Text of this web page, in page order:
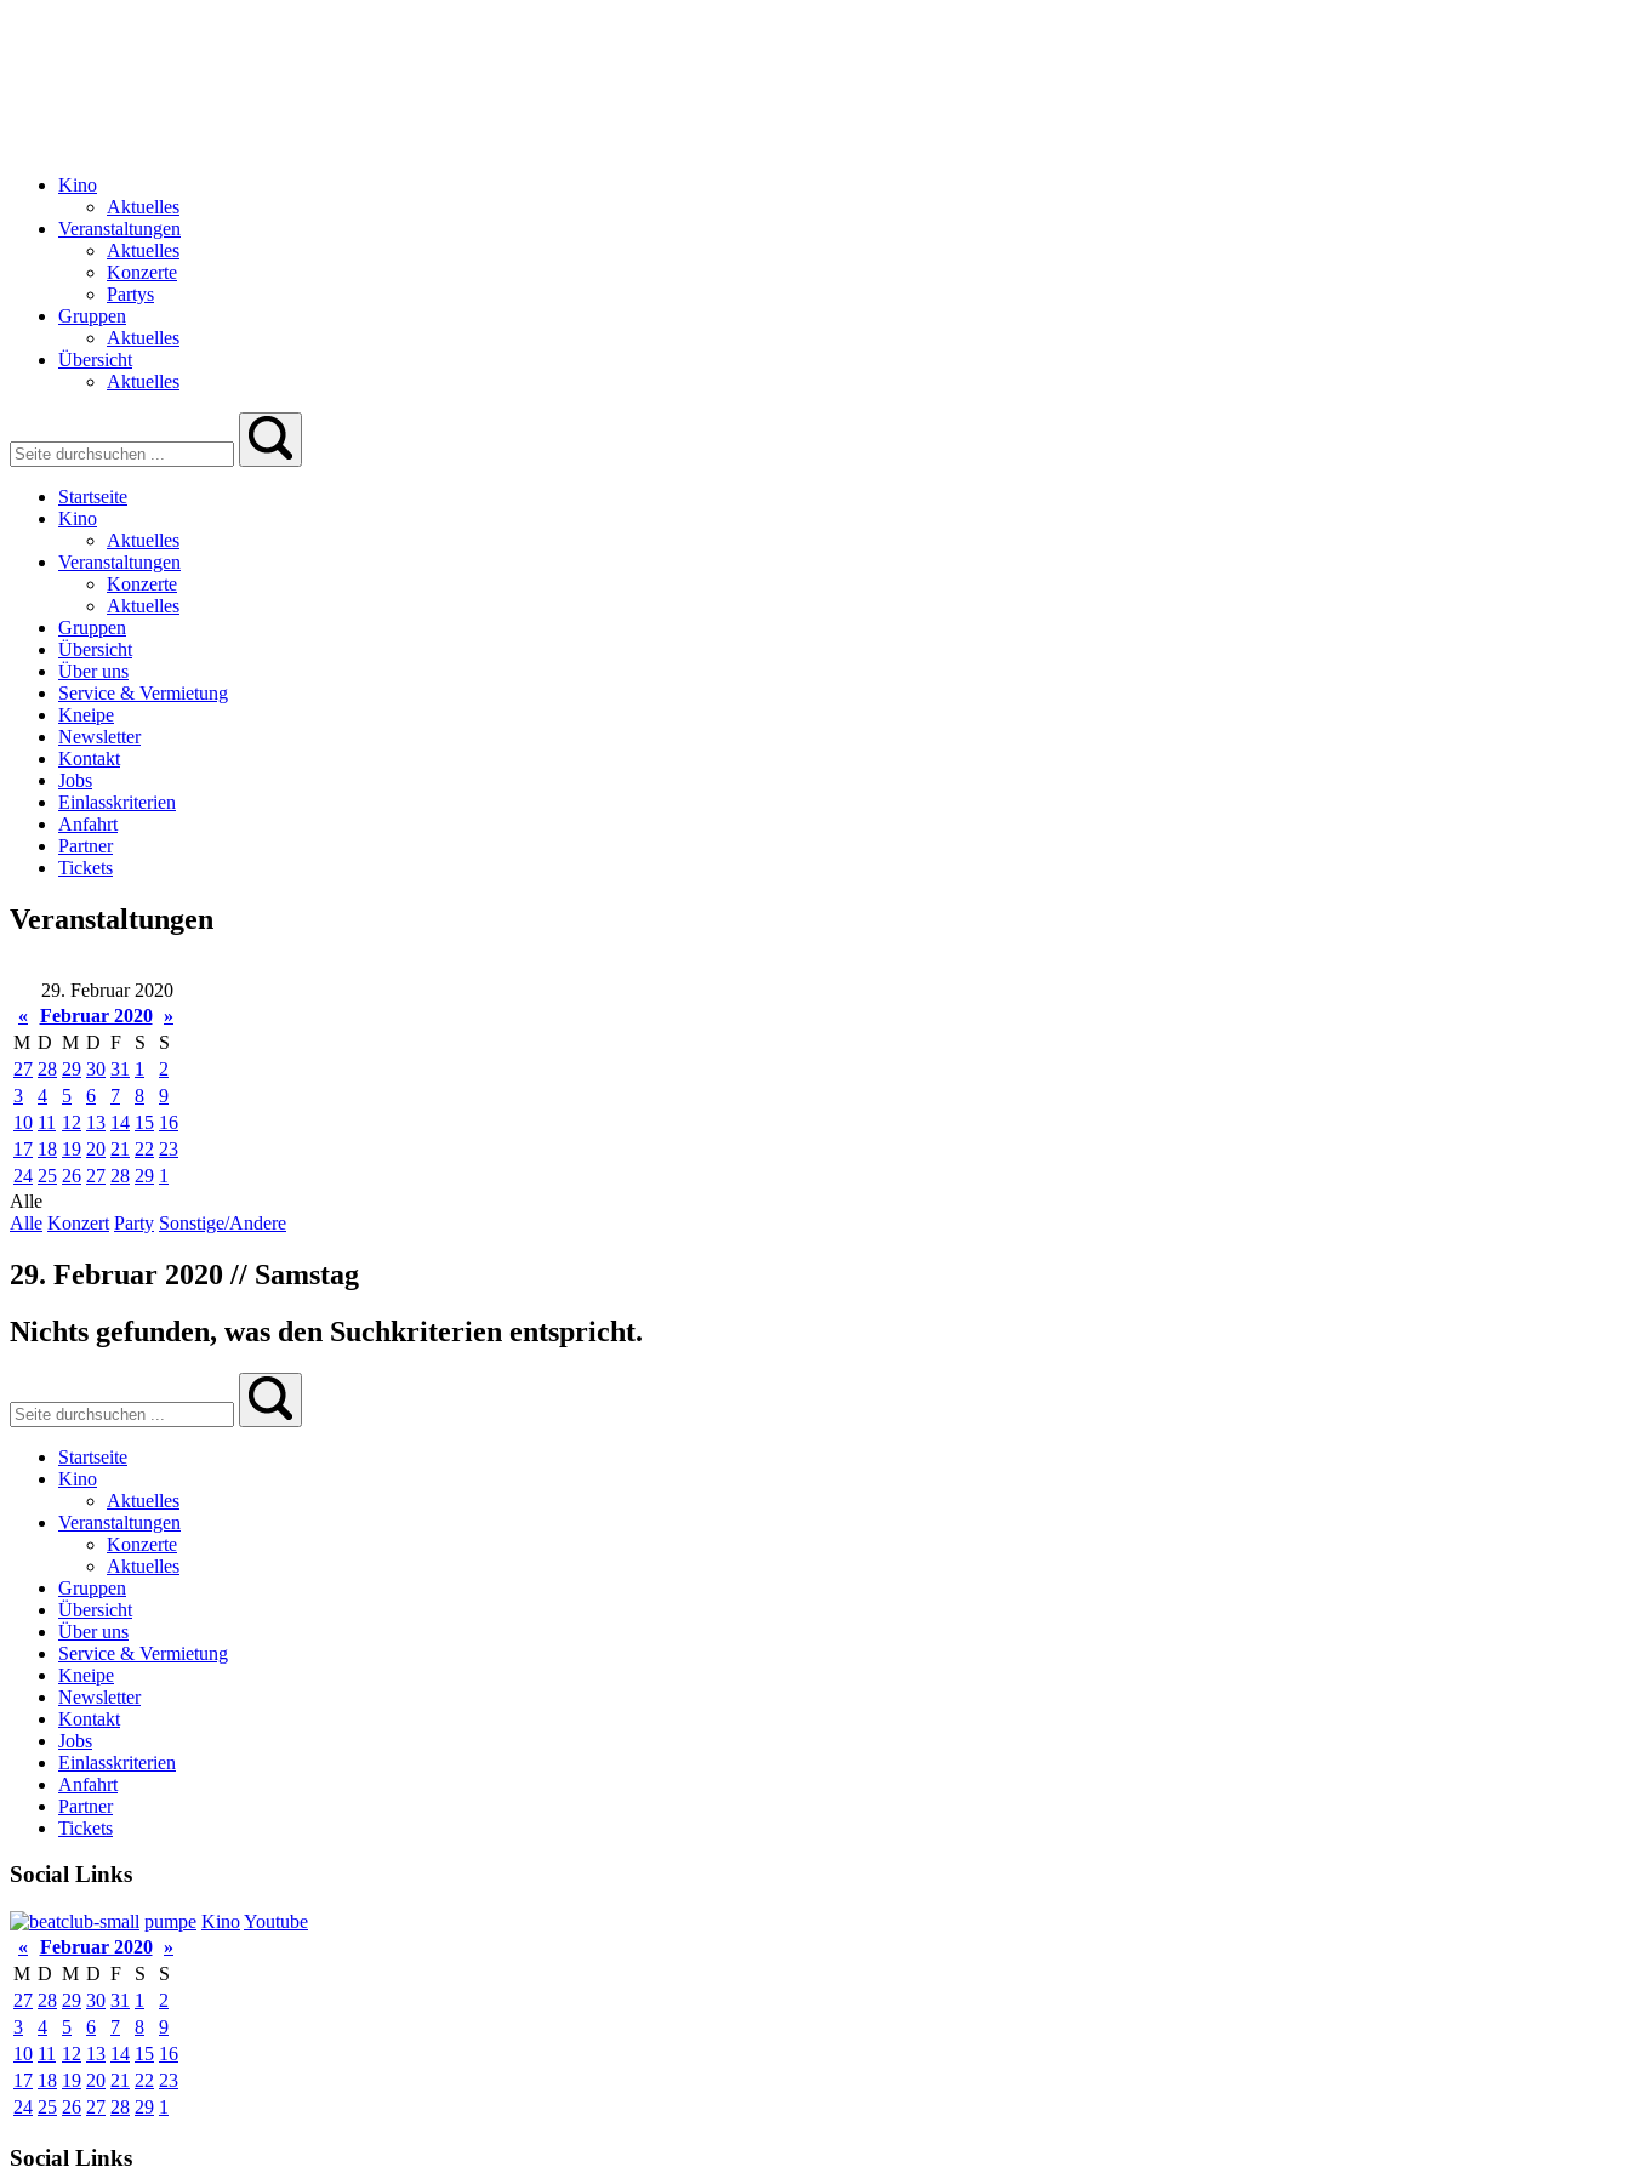
Kino
Aktuelles
Veranstaltungen
Aktuelles
Konzerte
Partys
Gruppen
Aktuelles
Übersicht
Aktuelles
Startseite
Kino
Aktuelles
Veranstaltungen
Konzerte
Aktuelles
Gruppen
Übersicht
Über uns
Service & Vermietung
Kneipe
Newsletter
Kontakt
Jobs
Einlasskriterien
Anfahrt
Partner
Tickets
Veranstaltungen
29. Februar 2020
« Februar 2020 »
M D M D F S
S
27 28 29 30 31 1
2
3
4 5 6 7 8
9
10 11 12 13 14 15 16
17 18 19 20 21 22 23
24 25 26 27 28 29 1
Alle
Alle Konzert Party Sonstige/Andere
29. Februar 2020 // Samstag
Nichts gefunden, was den Suchkriterien entspricht.
Startseite
Kino
Aktuelles
Veranstaltungen
Konzerte
Aktuelles
Gruppen
Übersicht
Über uns
Service & Vermietung
Kneipe
Newsletter
Kontakt
Jobs
Einlasskriterien
Anfahrt
Partner
Tickets
Social Links
pumpe KinoYoutube
« Februar 2020 »
M D M D F S
S
27 28 29 30 31 1
2
3
4 5 6 7 8
9
10 11 12 13 14 15 16
17 18 19 20 21 22 23
24 25 26 27 28 29 1
Social Links